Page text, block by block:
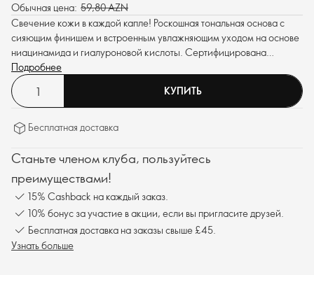
Обычная цена: 59,80 AZN
Свечение кожи в каждой капле! Роскошная тональная основа с
сияющим финишем и встроенным увлажняющим уходом на основе
ниацинамида и гиалуроновой кислоты. Сертифицирована
Веганским Сообществом™. SPF 25.
Подробнее
КУПИТЬ
Бесплатная доставка
Станьте членом клуба, пользуйтесь
преимуществами!
15% Cashback на каждый заказ.
10% бонус за участие в акции, если вы пригласите друзей.
Бесплатная доставка на заказы свыше £45.
Узнать больше